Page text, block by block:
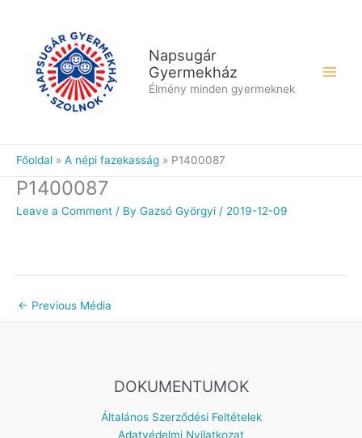
Napsugár
Gyermekház
Élmény minden gyermeknek
Főoldal A népi fazekasság P1400087
P1400087
Leave a Comment / By Gazsó Györgyi / 2019-12-09
← Previous Média
DOKUMENTUMOK
Általános Szerződési Feltételek
Adatvédelmi Nyilatkozat